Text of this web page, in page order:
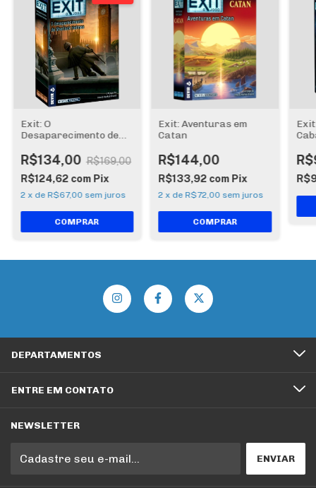
Exit: O
Desaparecimento de
R$134,00 R$169,00
R$124,62 com Pix
2 x de R$67,00 sem juros
Exit: Aventuras em
Catan
R$144,00
R$133,92 com Pix
2 x de R$72,00 sem juros
DEPARTAMENTOS
ENTRE EM CONTATO
NEWSLETTER